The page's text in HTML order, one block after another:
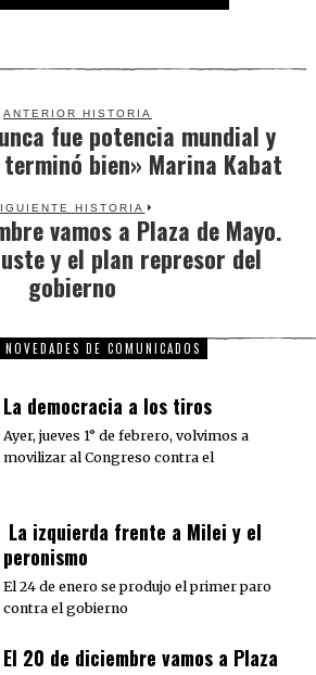
ANTERIOR HISTORIA
Previous
post:
fue potencia mundial y
bien» Marina Kabat
HISTORIA
Next
post:
vamos a Plaza de Mayo.
y el plan represor del
gobierno
DE COMUNICADOS
La democracia a los tiros
Ayer, jueves 1° de febrero, volvimos a
movilizar al Congreso contra el
La izquierda frente a Milei y el
peronismo
El 24 de enero se produjo el primer paro
contra el gobierno
El 20 de diciembre vamos a Plaza